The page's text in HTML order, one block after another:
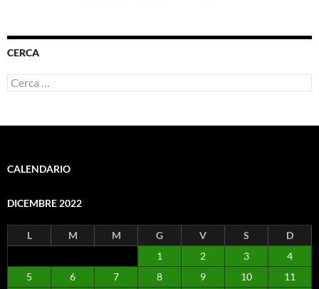
CERCA
Ricerca
per:
CALENDARIO
DICEMBRE 2022
L M M G V S
D
1
2 3
4
5
6 7 8 9 10
11